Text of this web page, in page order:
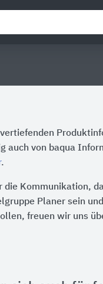
auch von baqua
.
Kommunikation,
Planer sein
freuen wir uns